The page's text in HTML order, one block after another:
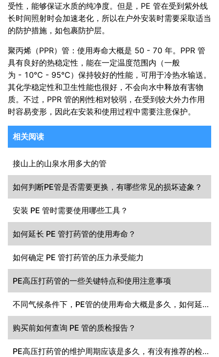
受性，能够保证水质的纯净度。但是，PE 管在受到紫外线
长时间照射时会加速老化，所以在户外安装时需要采取适当
的防护措施，如包裹防护层。
聚丙烯（PPR）管：使用寿命大概是 50 - 70 年。PPR 管
具有良好的热稳定性，能在一定温度范围内（一般
为 - 10℃ - 95℃）保持较好的性能，可用于冷热水输送。
其化学稳定性和卫生性能也很好，不会向水中释放有害物
质。不过，PPR 管的刚性相对较弱，在受到较大外力作用
时容易变形，因此在安装和使用过程中需要注意保护。
相关阅读
接山上的山泉水用多大的管
如何判断PE管是否需要更换，有哪些常见的损坏迹象？
安装 PE 管时需要使用哪些工具？
如何延长 PE 管打药管的使用寿命？
如何确定 PE 管打药管的压力承受能力
PE高压打药管的一些关键特点和使用注意事项
不同气候条件下，PE管的使用寿命大概是多久，如何延长其使用寿命？
购买前如何查询 PE 管的质检报告？
PE高压打药管的维护周期应该是多久，有没有推荐的检查频率？